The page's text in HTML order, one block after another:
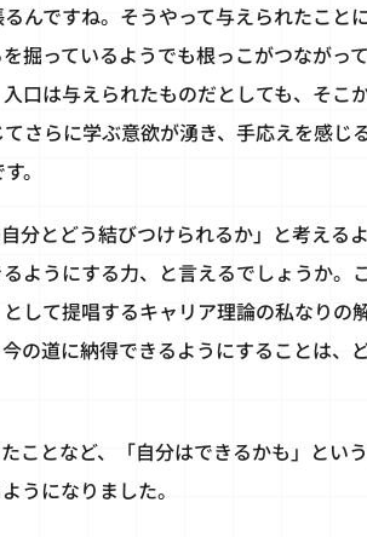
んですね。そうやって与えられたこと
掘っているようでも根っこがつながっ
口は与えられたものだとしても、そこ
さらに学ぶ意欲が湧き、手応えを感じ
。
分とどう結びつけられるか」と考える
ようにする力、と言えるでしょうか。
して提唱するキャリア理論の私なりの
の道に納得できるようにすることは、
ことなど、「自分はできるかも」とい
うになりました。